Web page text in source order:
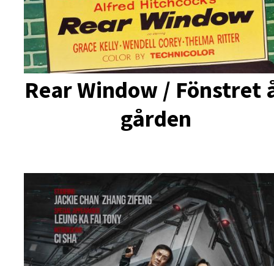
Rear Window / Fönstret
gården